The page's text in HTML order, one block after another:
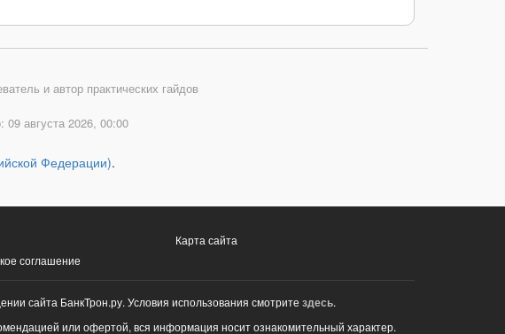
и автор практических гайдов
09 августа 2026, 00:00
Федерации).
соглашение
Карта сайта
сайта БанкТрон.ру. Условия использования смотрите здесь.
или офертой, вся информация носит ознакомительный характер.